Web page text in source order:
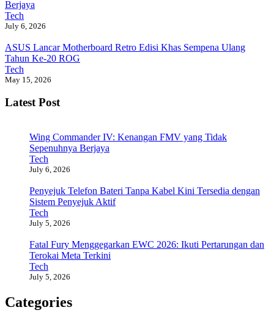
Berjaya
Tech
July 6, 2026
ASUS Lancar Motherboard Retro Edisi Khas Sempena Ulang
Tahun Ke-20 ROG
Tech
May 15, 2026
Latest Post
Wing Commander IV: Kenangan FMV yang Tidak
Sepenuhnya Berjaya
Tech
July 6, 2026
Penyejuk Telefon Bateri Tanpa Kabel Kini Tersedia dengan
Sistem Penyejuk Aktif
Tech
July 5, 2026
Fatal Fury Menggegarkan EWC 2026: Ikuti Pertarungan dan
Terokai Meta Terkini
Tech
July 5, 2026
Categories